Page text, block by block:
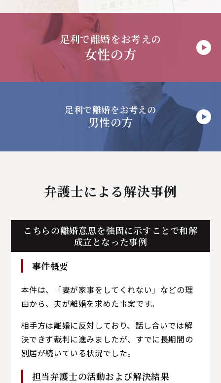
足利で離婚をお考えの
女性の方
足利で離婚をお考えの
男性の方
弁護士による解決事例
こちらの離婚意思を強固に示すことで和解
成立となった事例
事件概要
本件は、「妻が家事をしてくれない」などの理
由から、夫が離婚を求めた事案です。
相手方は離婚に反対しており、話し合いでは解
決できず裁判に進みましたが、すでに長期間の
別居が続いている状況でした。
担当弁護士の活動および解決結果